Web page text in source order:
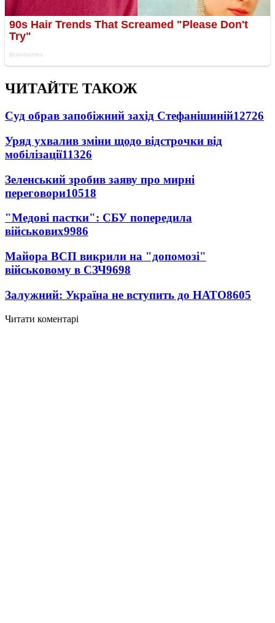
ЧИТАЙТЕ ТАКОЖ
Суд обрав запобіжний захід Стефанішиній12726
Уряд ухвалив зміни щодо відстрочки від
мобілізації11326
Зеленський зробив заяву про мирні
переговори10518
"Медові пастки": СБУ попередила
військових9986
Майора ВСП викрили на "допомозі"
військовому в СЗЧ9698
Залужний: Україна не вступить до НАТО8605
Читати коментарі